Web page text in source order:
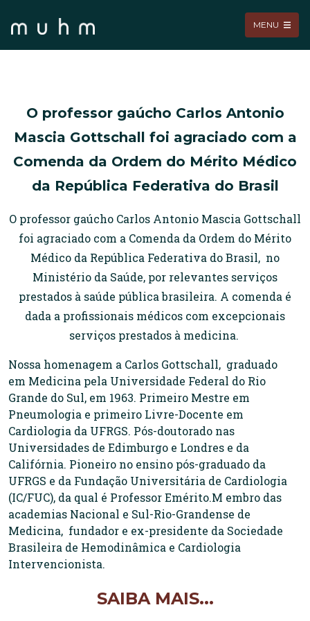
MENU
O professor gaúcho Carlos Antonio
Mascia Gottschall foi agraciado com a
Comenda da Ordem do Mérito Médico
da República Federativa do Brasil
O professor gaúcho Carlos Antonio Mascia Gottschall
foi agraciado com a Comenda da Ordem do Mérito
Médico da República Federativa do Brasil, no
Ministério da Saúde, por relevantes serviços
prestados à saúde pública brasileira. A comenda é
dada a profissionais médicos com excepcionais
serviços prestados à medicina.
Nossa homenagem a Carlos Gottschall, graduado
em Medicina pela Universidade Federal do Rio
Grande do Sul, em 1963. Primeiro Mestre em
Pneumologia e primeiro Livre-Docente em
Cardiologia da UFRGS. Pós-doutorado nas
Universidades de Edimburgo e Londres e da
Califórnia. Pioneiro no ensino pós-graduado da
UFRGS e da Fundação Universitária de Cardiologia
(IC/FUC), da qual é Professor Emérito.M embro das
academias Nacional e Sul-Rio-Grandense de
Medicina, fundador e ex-presidente da Sociedade
Brasileira de Hemodinâmica e Cardiologia
Intervencionista.
SAIBA MAIS...